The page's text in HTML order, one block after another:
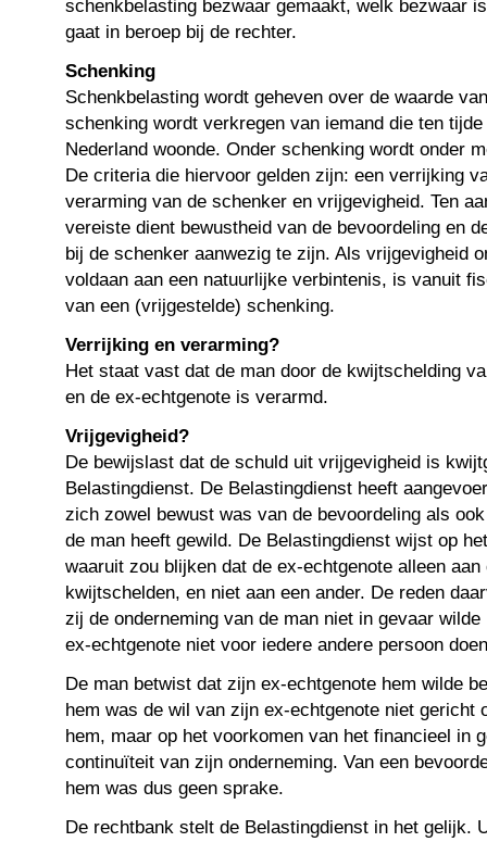
schenkbelasting bezwaar gemaakt, welk bezwaar
gaat in beroep bij de rechter.
Schenking
Schenkbelasting wordt geheven over de waarde
schenking wordt verkregen van iemand die ten
Nederland woonde. Onder schenking wordt onder
De criteria die hiervoor gelden zijn: een verrijking
verarming van de schenker en vrijgevigheid. Ten
vereiste dient bewustheid van de bevoordeling en
bij de schenker aanwezig te zijn. Als vrijgevigheid
voldaan aan een natuurlijke verbintenis, is vanuit
van een (vrijgestelde) schenking.
Verrijking en verarming?
Het staat vast dat de man door de kwijtschelding
en de ex-echtgenote is verarmd.
Vrijgevigheid?
De bewijslast dat de schuld uit vrijgevigheid is
Belastingdienst. De Belastingdienst heeft
zich zowel bewust was van de bevoordeling als
de man heeft gewild. De Belastingdienst wijst op
waaruit zou blijken dat de ex-echtgenote alleen
kwijtschelden, en niet aan een ander. De reden
zij de onderneming van de man niet in gevaar
ex-echtgenote niet voor iedere andere persoon
De man betwist dat zijn ex-echtgenote hem wilde
hem was de wil van zijn ex-echtgenote niet gericht
hem, maar op het voorkomen van het financieel in
continuïteit van zijn onderneming. Van een
hem was dus geen sprake.
De rechtbank stelt de Belastingdienst in het gelijk.